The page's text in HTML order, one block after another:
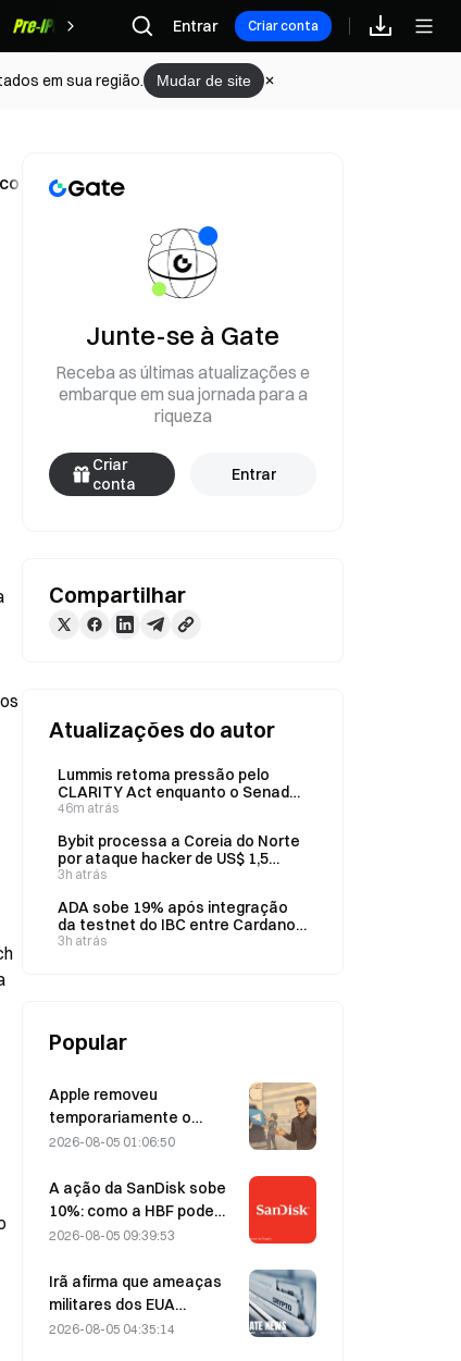
Recompensas
Entrar Criar conta
em sua região. Mudar de site
Junte-se à Gate
Receba as últimas atualizações e
embarque em sua jornada para a
riqueza
Criar
conta
Entrar
Compartilhar
Atualizações do autor
Lummis retoma pressão pelo
CLARITY Act enquanto o Senado
adia votação para setembro
46m atrás
Bybit processa a Coreia do Norte
por ataque hacker de US$ 1,5
bilhão em criptomoedas
3h atrás
ADA sobe 19% após integração
da testnet do IBC entre Cardano
e Injective
3h atrás
Popular
Apple removeu
temporariamente o
Telegram por causa de
dizendo ter sido alvo de
um “ataque de
segurança”.
2026-08-05 01:06:50
A ação da SanDisk sobe
10%: como a HBF pode
dar início a um novo ciclo
IA — e os resultados
financeiros podem validar
a tese de crescimento?
2026-08-05 09:39:53
Irã afirma que ameaças
militares dos EUA
atrasam acordo com Omã
2026-08-05 04:35:14